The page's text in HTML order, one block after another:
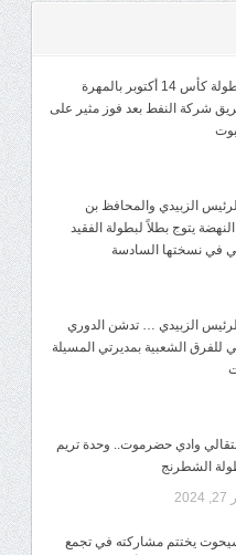
اختتام بطولة كأس 14 أكتوبر بالمهرة
شركة النفط بعد فوز مثير على
الزبيدي والمحافظ بن
يتوج بطلاً لبطولة الفقيد
في نسختها السادسة
الزبيدي … تدشن الدوري
للفرق الشعبية بمديرتي المسيلة
وادي حضرموت.. وحدة تريم
الشطرنج
يختتم مشاركته في تجمع